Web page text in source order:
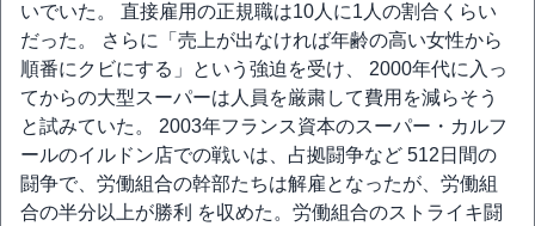
いでいた。 直接雇用の正規職は10人に1人の割合くらい
だった。 さらに「売上が出なければ年齢の高い女性から
順番にクビにする」という強迫を受け、 2000年代に入っ
てからの大型スーパーは人員を厳粛して費用を減らそう
と試みていた。 2003年フランス資本のスーパー・カルフ
ールのイルドン店での戦いは、占拠闘争など 512日間の
闘争で、労働組合の幹部たちは解雇となったが、労働組
合の半分以上が勝利 を収めた。労働組合のストライキ闘